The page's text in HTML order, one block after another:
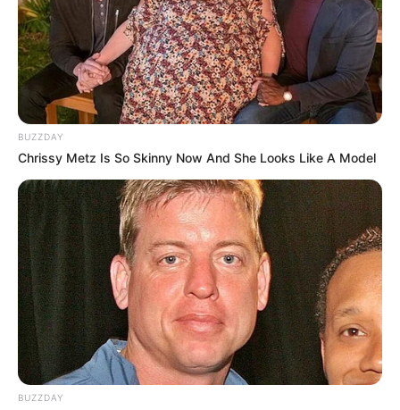
BUZZDAY
Chrissy Metz Is So Skinny Now And She Looks Like A Model
BUZZDAY